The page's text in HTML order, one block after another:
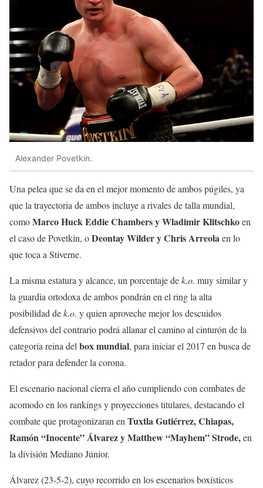
Alexander Povetkin.
Una pelea que se da en el mejor momento de ambos púgiles, ya
que la trayectoria de ambos incluye a rivales de talla mundial,
comoMarco Huck Eddie Chambers y Wladimir Klitschkoen
el caso de Povetkin, oDeontay Wilder y Chris Arreolaen lo
que toca a Stiverne.
La misma estatura y alcance, un porcentaje dek.o. muy similar y
la guardia ortodoxa de ambos pondrán en el ring la alta
posibilidad dek.o. y quien aproveche mejor los descuidos
defensivos del contrario podrá allanar el camino al cinturón de la
categoría reina del box mundial, para iniciar el 2017 en busca de
retador para defender la corona.
El escenario nacional cierra el año cumpliendo con combates de
acomodo en los rankings y proyecciones titulares, destacando el
combate que protagonizaran en Tuxtla Gutiérrez, Chiapas,
Ramón “Inocente” Álvarez y Matthew “Mayhem” Strode,en
la división Mediano Júnior.
Álvarez (23-5-2), cuyo recorrido en los escenarios boxísticos